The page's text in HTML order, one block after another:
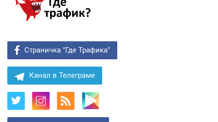
Страничка "Где Трафика"
Канал в Телеграме